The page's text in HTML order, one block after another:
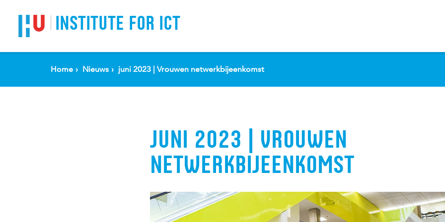
INSTITUTE FOR ICT
Home Nieuws juni 2023 | Vrouwen netwerkbijeenkomst
JUNI 2023 | VROUWEN
NETWERKBIJEENKOMST